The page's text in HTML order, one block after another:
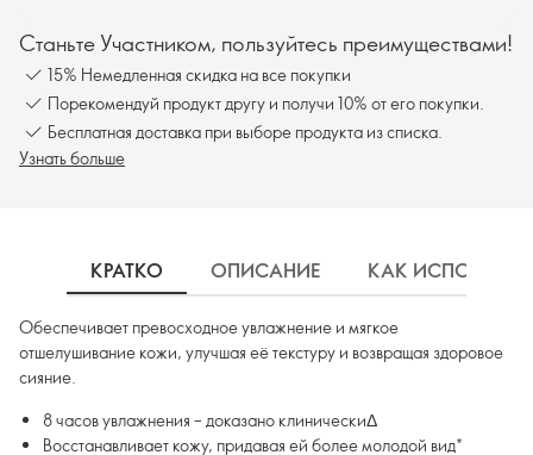
Станьте Участником, пользуйтесь преимуществами!
15% Немедленная скидка на все покупки
Порекомендуй продукт другу и получи 10% от его покупки.
Бесплатная доставка при выборе продукта из списка.
Узнать больше
КРАТКО ОПИСАНИЕ КАК
Обеспечивает превосходное увлажнение и мягкое
отшелушивание кожи, улучшая её текстуру и возвращая здоровое
сияние.
8 часов увлажнения – доказано клиническиΔ
Восстанавливает кожу, придавая ей более молодой вид*